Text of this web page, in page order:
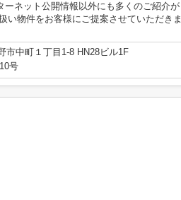
ネット公開情報以外にも多くのご紹介が
い物件をお客様にご提案させていただきま
市中町１丁目1-8 HN28ビル1F
号